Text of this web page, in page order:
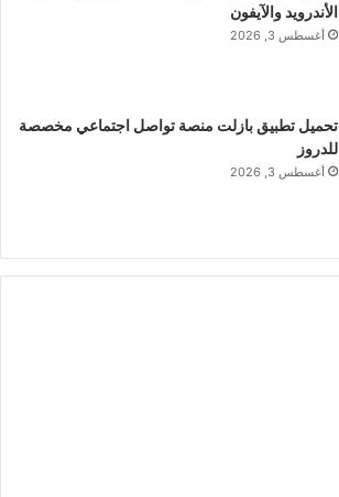
الأندرويد والآيفون
أغسطس 3, 2026
تحميل تطبيق بازلت منصة تواصل اجتماعي مخصصة
للدروز
أغسطس 3, 2026